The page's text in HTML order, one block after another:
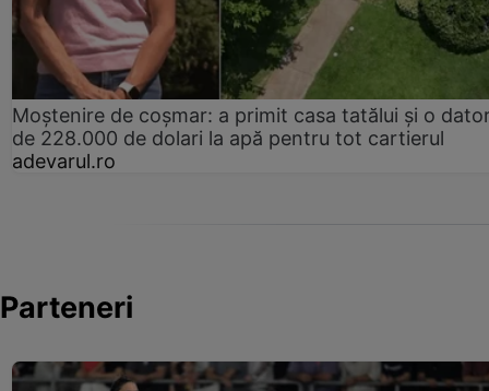
Moștenire de coșmar: a primit casa tatălui și o
de 228.000 de dolari la apă pentru tot cartierul
adevarul.ro
Parteneri